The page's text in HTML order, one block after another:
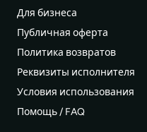
Для бизнеса
Публичная оферта
Политика возвратов
Реквизиты исполнителя
Условия использования
Помощь / FAQ